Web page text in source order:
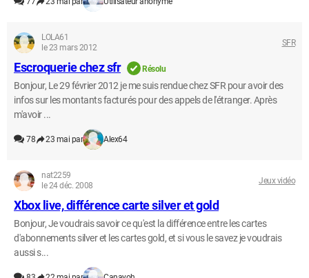
LOLA61
le 23 mars 2012
SFR
Escroquerie chez sfr Résolu
Bonjour, Le 29 février 2012 je me suis rendue chez SFR pour avoir des
infos sur les montants facturés pour des appels de l'étranger. Après
m'avoir ...
78 23 mai par Alex64
nat2259
le 24 déc. 2008
Jeux vidéo
Xbox live, différence carte silver et gold
Bonjour, Je voudrais savoir ce qu'est la différence entre les cartes
d'abonnements silver et les cartes gold, et si vous le savez je voudrais
aussi s...